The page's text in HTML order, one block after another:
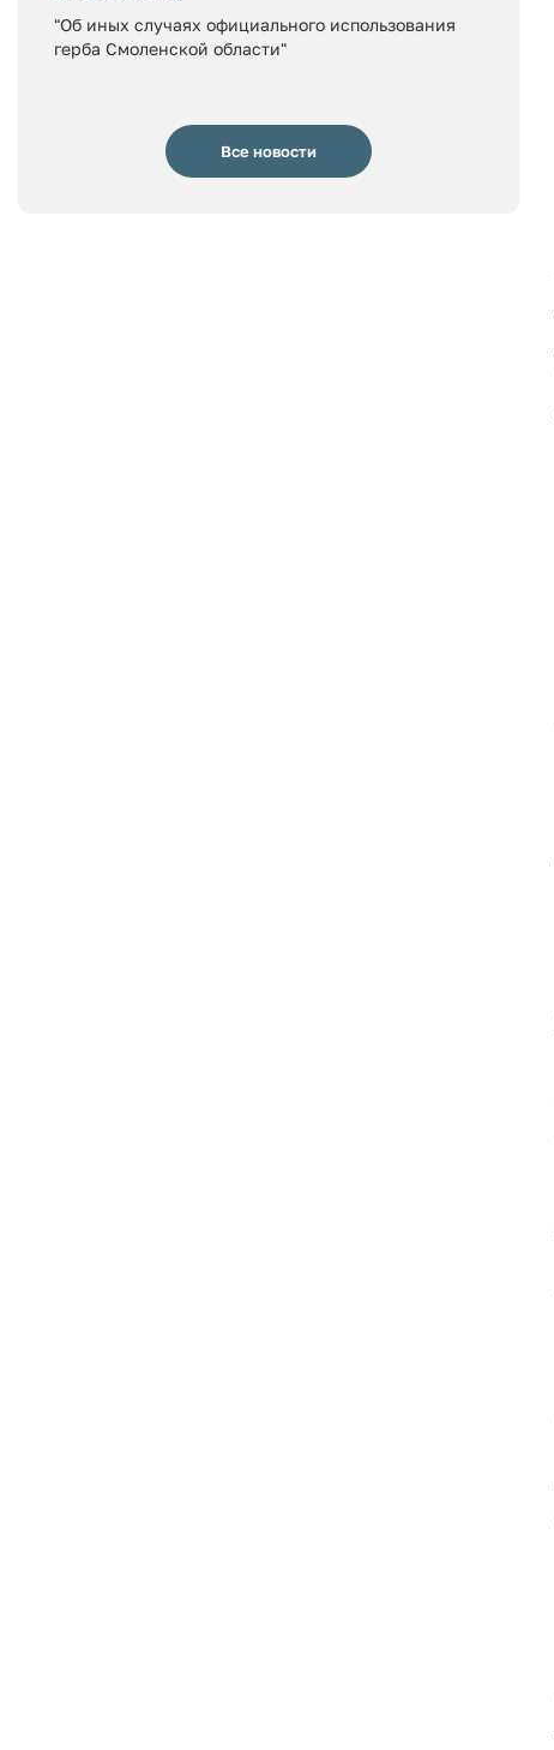
"Об иных случаях официального использования
герба Смоленской области"
Все новости